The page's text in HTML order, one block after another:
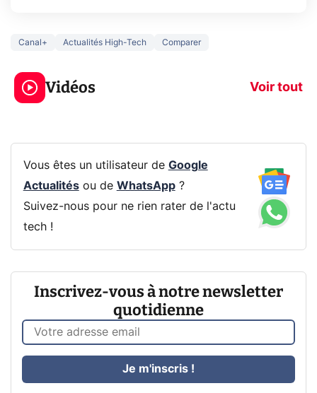
Canal+ Actualités High-Tech Comparer
Vidéos Voir tout
3 écrans en 1 pour
319€ ? Voici L'AOC
CQ32G4ZA !
prochaine
Vous êtes un utilisateur de Google
Actualitésou de WhatsApp?
Suivez-nous pour ne rien rater de l'actu
tech !
Inscrivez-vous à notre newsletter
quotidienne
Je m'inscris !